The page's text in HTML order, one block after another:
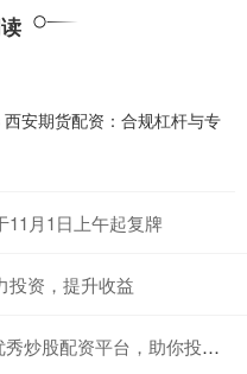
安期货配资：合规杠杆与专
11月1日上午起复牌
投资，提升收益
配资平台，助你投资更轻松